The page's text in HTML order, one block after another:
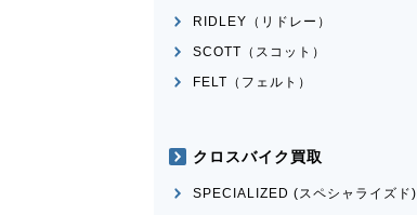
RIDLEY（リドレー）
SCOTT（スコット）
FELT（フェルト）
クロスバイク買取
SPECIALIZED (スペシャライズド)